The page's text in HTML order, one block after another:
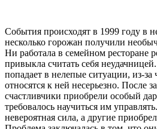
События происходят в 1999 году в
несколько горожан получили
Ни работала в семейном ресторане
привыкла считать себя
попадает в нелепые ситуации, из-
относятся к ней несерьезно. После
счастливчики приобрели особый
требовалось научиться им
невероятная сила, а другие